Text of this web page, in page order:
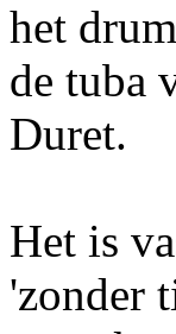
het
de tuba
Duret.
Het is
'zonder